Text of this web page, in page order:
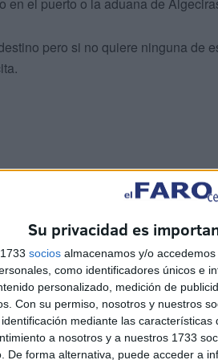
Su privacidad es
socios almacenamos y/o
como identificadores únicos e
personalizado, medición de
Con su permiso, nosotros y nuestros
mediante las
a nosotros y a nuestros 1733
De forma alternativa, puede acceder a
el puerto o la aduana de
pero si no quiere ninguna de
de Seguridad Ciudadana
la protección de edificios como el
fronteras.
la relevancia
que seguir la misma guía de la